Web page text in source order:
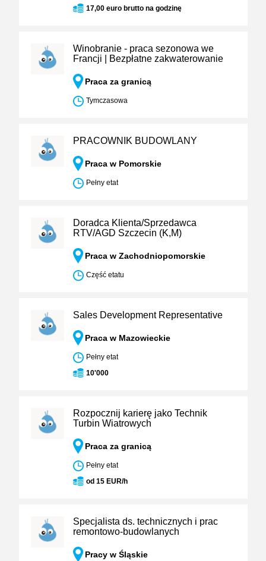
17,00 euro brutto na godzinę
Winobranie - praca sezonowa we
Francji | Bezpłatne zakwaterowanie
Praca za granicą
Tymczasowa
PRACOWNIK BUDOWLANY
Praca w Pomorskie
Pełny etat
Doradca Klienta/Sprzedawca
RTV/AGD Szczecin (K,M)
Praca w Zachodniopomorskie
Część etatu
Sales Development Representative
Praca w Mazowieckie
Pełny etat
10'000
Rozpocznij karierę jako Technik
Turbin Wiatrowych
Praca za granicą
Pełny etat
od 15 EUR/h
Specjalista ds. technicznych i prac
remontowo-budowlanych
Pracy w Śląskie